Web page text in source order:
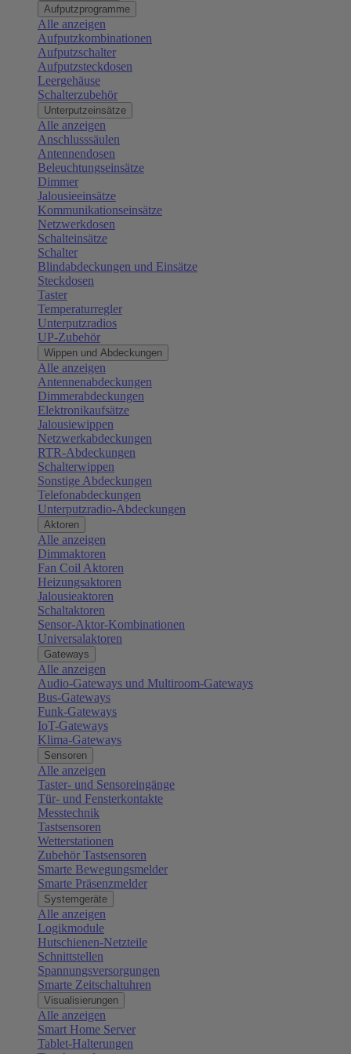
Aufputzprogramme
Alle anzeigen
Aufputzkombinationen
Aufputzschalter
Aufputzsteckdosen
Leergehäuse
Schalterzubehör
Unterputzeinsätze
Alle anzeigen
Anschlusssäulen
Antennendosen
Beleuchtungseinsätze
Dimmer
Jalousieeinsätze
Kommunikationseinsätze
Netzwerkdosen
Schalteinsätze
Schalter
Blindabdeckungen und Einsätze
Steckdosen
Taster
Temperaturregler
Unterputzradios
UP-Zubehör
Wippen und Abdeckungen
Alle anzeigen
Antennenabdeckungen
Dimmerabdeckungen
Elektronikaufsätze
Jalousiewippen
Netzwerkabdeckungen
RTR-Abdeckungen
Schalterwippen
Sonstige Abdeckungen
Telefonabdeckungen
Unterputzradio-Abdeckungen
Aktoren
Alle anzeigen
Dimmaktoren
Fan Coil Aktoren
Heizungsaktoren
Jalousieaktoren
Schaltaktoren
Sensor-Aktor-Kombinationen
Universalaktoren
Gateways
Alle anzeigen
Audio-Gateways und Multiroom-Gateways
Bus-Gateways
Funk-Gateways
IoT-Gateways
Klima-Gateways
Sensoren
Alle anzeigen
Taster- und Sensoreingänge
Tür- und Fensterkontakte
Messtechnik
Tastsensoren
Wetterstationen
Zubehör Tastsensoren
Smarte Bewegungsmelder
Smarte Präsenzmelder
Systemgeräte
Alle anzeigen
Logikmodule
Hutschienen-Netzteile
Schnittstellen
Spannungsversorgungen
Smarte Zeitschaltuhren
Visualisierungen
Alle anzeigen
Smart Home Server
Tablet-Halterungen